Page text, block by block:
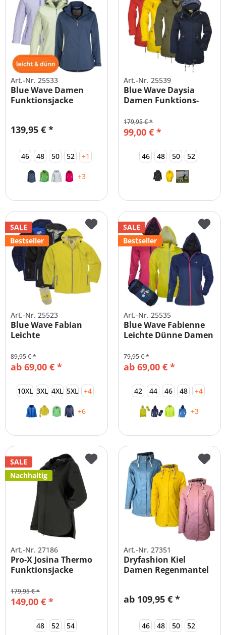
Art.-Nr. 25533
Blue Wave Damen
Funktionsjacke
139,95 € *
46 48 50 52 +1
+3
Art.-Nr. 25539
Blue Wave Daysia
Damen Funktions-
99,00 € *
179,95 € *
46 48 50 52
SALE
Bestseller
Art.-Nr. 25523
Blue Wave Fabian
Leichte
Herren...
ab 69,00 € *
89,95 € *
10XL 3XL 4XL 5XL +4
+6
SALE
Bestseller
Art.-Nr. 25535
Blue Wave Fabienne
Leichte Dünne Damen
ab 69,00 € *
79,95 € *
42 44 46 48 +4
+3
SALE
Nachhaltig
Art.-Nr. 27186
Pro-X Josina Thermo
Funktionsjacke
149,00 € *
179,95 € *
48 52 54
Art.-Nr. 27351
Dryfashion Kiel
Damen Regenmantel
ab 109,95 € *
46 48 50 52